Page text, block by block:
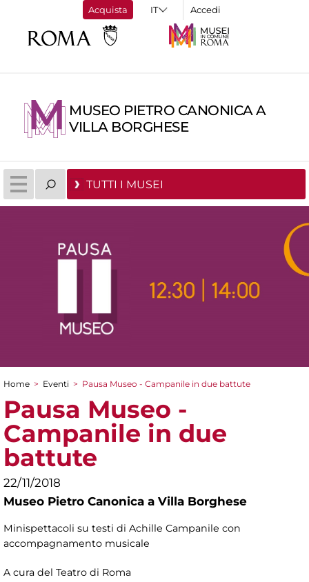
Acquista Accedi
MUSEO PIETRO CANONICA A
VILLA BORGHESE
TUTTI I MUSEI
Tu sei qui
Home > Eventi > Pausa Museo - Campanile in due battute
Pausa Museo -
Campanile in due
battute
22/11/2018
Museo Pietro Canonica a Villa Borghese
Minispettacoli su testi di Achille Campanile con
accompagnamento musicale
A cura del Teatro di Roma